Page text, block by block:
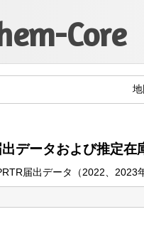
Core
データおよび推定在
届出データ（2022、2023